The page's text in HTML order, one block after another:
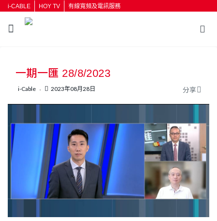
i-CABLE HOY TV 有線寬頻及電訊服務
一期一匯 28/8/2023
i-Cable 2023年08月28日 分享